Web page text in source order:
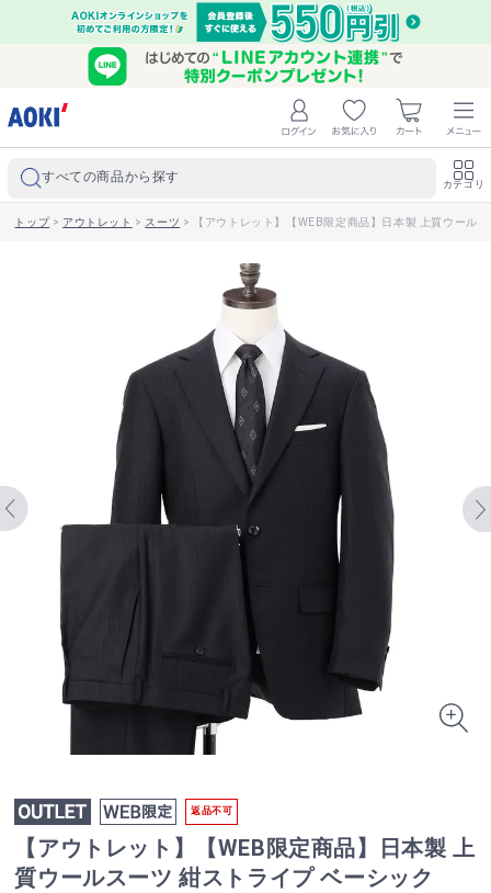
すべての商品から探す カテゴリ
トップ> アウトレット > スーツ > 【アウトレット】【WEB限定商品】日本製 上質ウー
返品不可
【アウトレット】【WEB限定商品】日本製 上
質ウールスーツ 紺ストライプ ベーシック